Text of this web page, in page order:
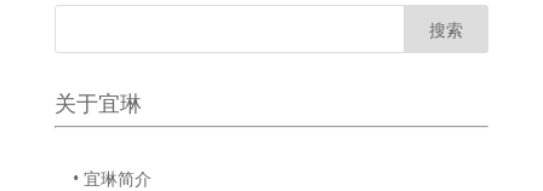
关于宜琳
• 宜琳简介